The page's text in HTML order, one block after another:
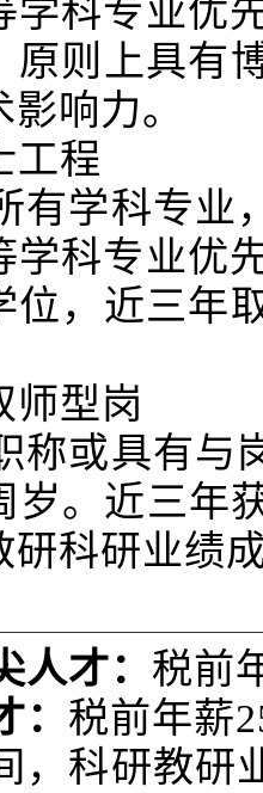
学科专业优
原则上具有
响力。
工程
有学科专业
学科专业优
位，近三年
师型岗
称或具有与
岁。近三
研科研业绩
人才： 税前
税前年薪
，科研教